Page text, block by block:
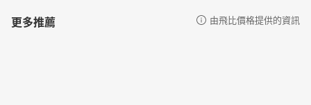
更多推薦 由飛比價格提供的資訊